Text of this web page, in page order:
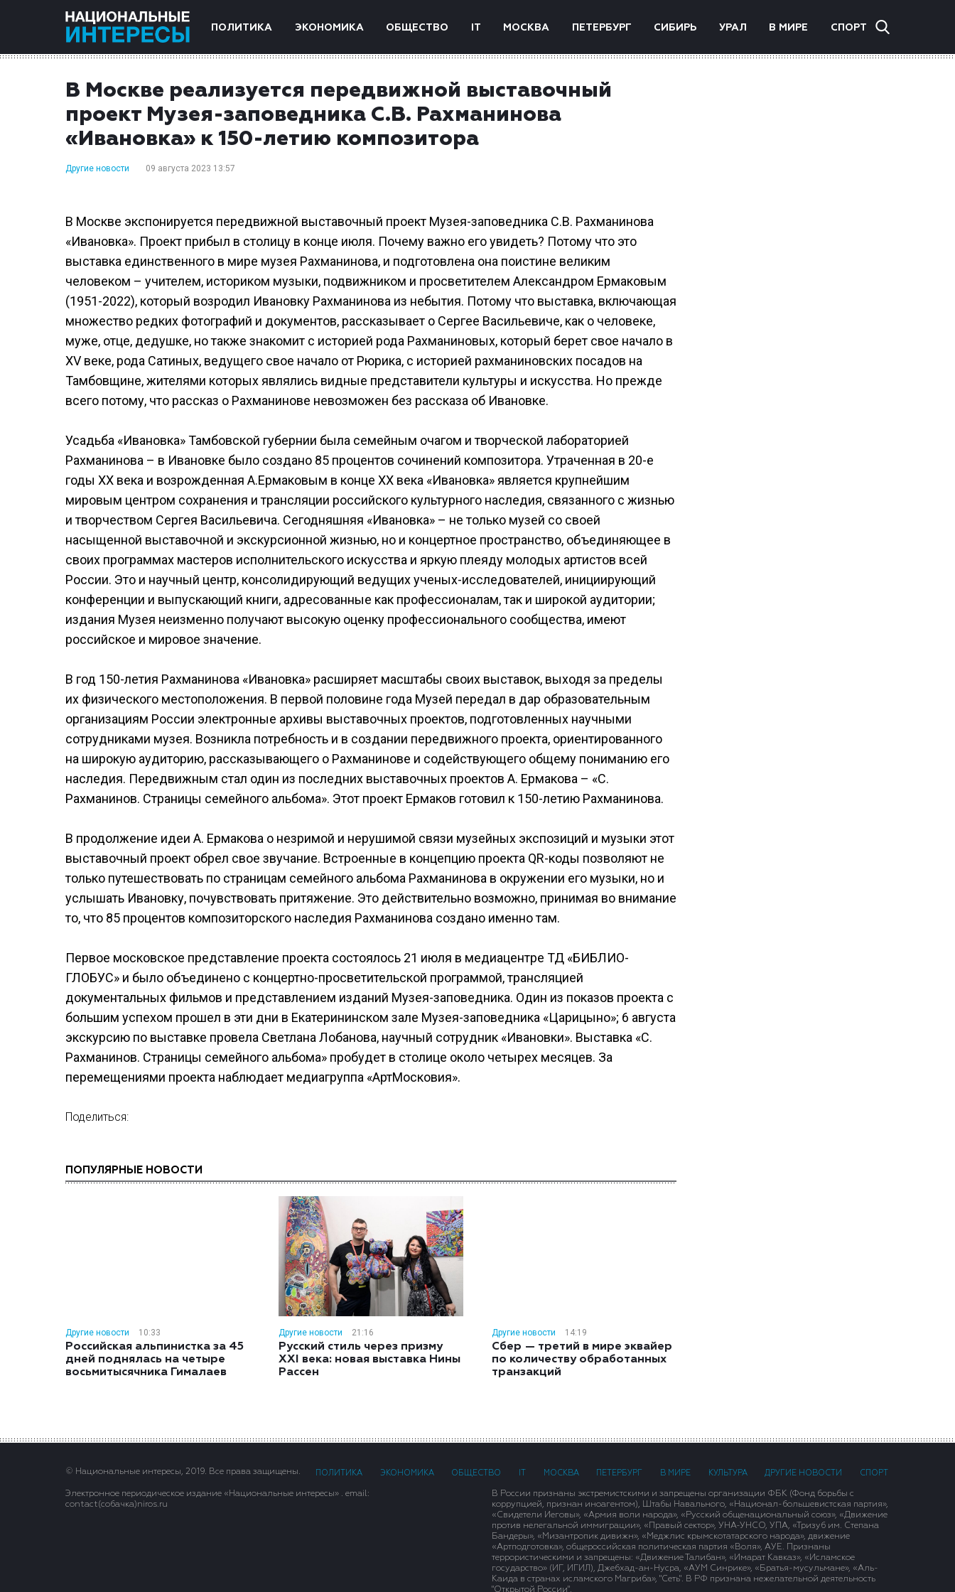
ПОЛИТИКА ЭКОНОМИКА ОБЩЕСТВО IT МОСКВА ПЕТЕРБУРГ СИБИРЬ УРАЛ В МИРЕ СПОРТ
В Москве реализуется передвижной выставочный
проект Музея-заповедника С.В. Рахманинова
«Ивановка» к 150-летию композитора
Другие новости 09 августа 2023 13:57
В Москве экспонируется передвижной выставочный проект Музея-заповедника С.В. Рахманинова
«Ивановка». Проект прибыл в столицу в конце июля. Почему важно его увидеть? Потому что это
выставка единственного в мире музея Рахманинова, и подготовлена она поистине великим
человеком – учителем, историком музыки, подвижником и просветителем Александром Ермаковым
(1951-2022), который возродил Ивановку Рахманинова из небытия. Потому что выставка, включающая
множество редких фотографий и документов, рассказывает о Сергее Васильевиче, как о человеке,
муже, отце, дедушке, но также знакомит с историей рода Рахманиновых, который берет свое начало в
XV веке, рода Сатиных, ведущего свое начало от Рюрика, с историей рахманиновских посадов на
Тамбовщине, жителями которых являлись видные представители культуры и искусства. Но прежде
всего потому, что рассказ о Рахманинове невозможен без рассказа об Ивановке.
Усадьба «Ивановка» Тамбовской губернии была семейным очагом и творческой лабораторией
Рахманинова – в Ивановке было создано 85 процентов сочинений композитора. Утраченная в 20-е
годы XX века и возрожденная А.Ермаковым в конце XX века «Ивановка» является крупнейшим
мировым центром сохранения и трансляции российского культурного наследия, связанного с жизнью
и творчеством Сергея Васильевича. Сегодняшняя «Ивановка» – не только музей со своей
насыщенной выставочной и экскурсионной жизнью, но и концертное пространство, объединяющее в
своих программах мастеров исполнительского искусства и яркую плеяду молодых артистов всей
России. Это и научный центр, консолидирующий ведущих ученых-исследователей, инициирующий
конференции и выпускающий книги, адресованные как профессионалам, так и широкой аудитории;
издания Музея неизменно получают высокую оценку профессионального сообщества, имеют
российское и мировое значение.
В год 150-летия Рахманинова «Ивановка» расширяет масштабы своих выставок, выходя за пределы
их физического местоположения. В первой половине года Музей передал в дар образовательным
организациям России электронные архивы выставочных проектов, подготовленных научными
сотрудниками музея. Возникла потребность и в создании передвижного проекта, ориентированного
на широкую аудиторию, рассказывающего о Рахманинове и содействующего общему пониманию его
наследия. Передвижным стал один из последних выставочных проектов А. Ермакова – «С.
Рахманинов. Страницы семейного альбома». Этот проект Ермаков готовил к 150-летию Рахманинова.
В продолжение идеи А. Ермакова о незримой и нерушимой связи музейных экспозиций и музыки этот
выставочный проект обрел свое звучание. Встроенные в концепцию проекта QR-коды позволяют не
только путешествовать по страницам семейного альбома Рахманинова в окружении его музыки, но и
услышать Ивановку, почувствовать притяжение. Это действительно возможно, принимая во внимание
то, что 85 процентов композиторского наследия Рахманинова создано именно там.
Первое московское представление проекта состоялось 21 июля в медиацентре ТД «БИБЛИО-
ГЛОБУС» и было объединено с концертно-просветительской программой, трансляцией
документальных фильмов и представлением изданий Музея-заповедника. Один из показов проекта с
большим успехом прошел в эти дни в Екатерининском зале Музея-заповедника «Царицыно»; 6 августа
экскурсию по выставке провела Светлана Лобанова, научный сотрудник «Ивановки». Выставка «С.
Рахманинов. Страницы семейного альбома» пробудет в столице около четырех месяцев. За
перемещениями проекта наблюдает медиагруппа «АртМосковия».
Поделиться:
ПОПУЛЯРНЫЕ НОВОСТИ
Другие новости 10:33
Российская альпинистка за 45
дней поднялась на четыре
восьмитысячника Гималаев
Другие новости 21:16
Русский стиль через призму
XXI века: новая выставка Нины
Рассен
Другие новости 14:19
Сбер — третий в мире эквайер
по количеству обработанных
транзакций
© Национальные интересы, 2019. Все права защищены. ПОЛИТИКА ЭКОНОМИКА ОБЩЕСТВО МОСКВА ПЕТЕРБУРГ В МИРЕ КУЛЬТУРА ДРУГИЕ НОВОСТИ СПОРТ
Электронное периодическое издание «Национальные интересы» . email:
contact(сoбaчка)niros.ru
В России признаны экстремистскими и запрещены организации ФБК (Фонд борьбы с
коррупцией, признан иноагентом), Штабы Навального, «Национал-большевистская партия»,
«Свидетели Иеговы», «Армия воли народа», «Русский общенациональный союз», «Движение
против нелегальной иммиграции», «Правый сектор», УНА-УНСО, УПА, «Тризуб им. Степана
Бандеры», «Мизантропик дивижн», «Меджлис крымскотатарского народа», движение
«Артподготовка», общероссийская политическая партия «Воля», АУЕ. Признаны
террористическими и запрещены: «Движение Талибан», «Имарат Кавказ», «Исламское
государство» (ИГ, ИГИЛ), Джебхад-ан-Нусра, «АУМ Синрике», «Братья-мусульмане», «Аль-
Каида в странах исламского Магриба», "Сеть". В РФ признана нежелательной деятельность
"Открытой России".